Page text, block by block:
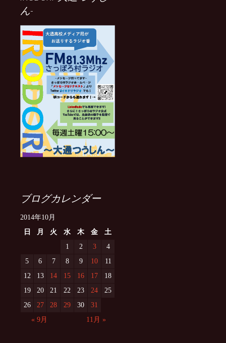
ん-
ブログカレンダー
2014年10月
日
月 火 水 木 金
土
1
2 3
4
5
6 7 8 9 10
11
12
13 14 15 16 17
18
19
20 21 22 23 24
25
26
27 28 29 30
31
« 9月
11月 »